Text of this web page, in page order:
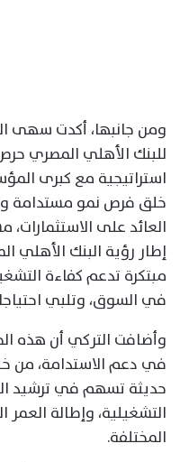
ومن جانبها، أكدت سهى
للبنك الأهلي المصري
استراتيجية مع كبرى
خلق فرص نمو مستدامة
العائد على
إطار رؤية البنك الأهلي
مبتكرة تدعم كفاءة
في السوق، وتلبي
وأضافت التركي أن هذه
في دعم الاستدامة، من
حديثة تسهم في ترشيد
التشغيلية، وإطالة
المختلفة.